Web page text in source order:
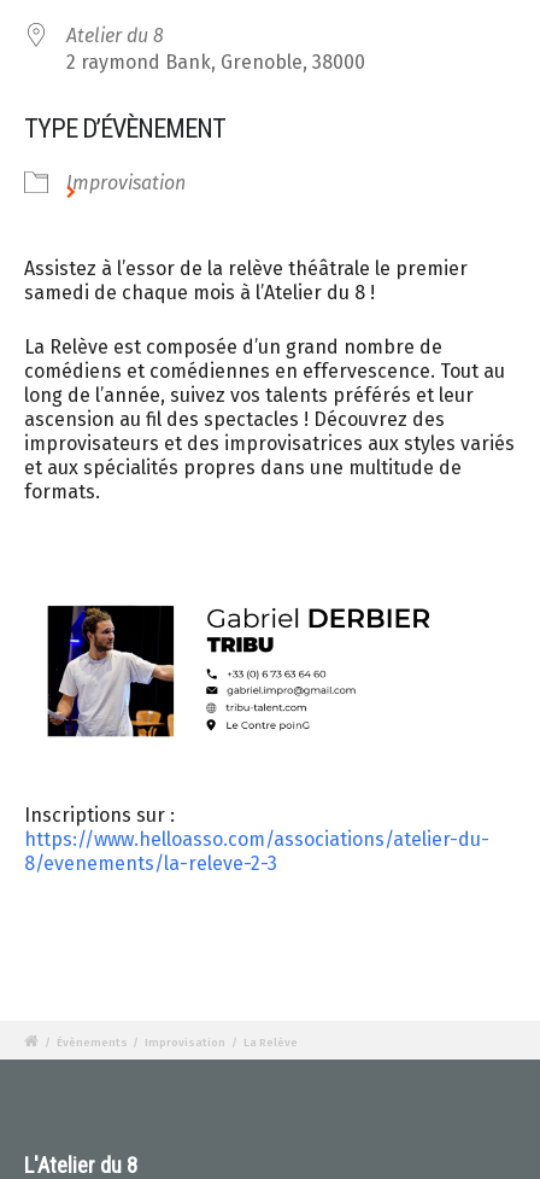
Atelier du 8
2 raymond Bank, Grenoble, 38000
TYPE D’ÉVÈNEMENT
Improvisation
Assistez à l’essor de la relève théâtrale le premier
samedi de chaque mois à l’Atelier du 8 !
La Relève est composée d’un grand nombre de
comédiens et comédiennes en effervescence. Tout au
long de l’année, suivez vos talents préférés et leur
ascension au fil des spectacles ! Découvrez des
improvisateurs et des improvisatrices aux styles variés
et aux spécialités propres dans une multitude de
formats.
Inscriptions sur :
https://www.helloasso.com/associations/atelier-du-
8/evenements/la-releve-2-3
/ Évènements / Improvisation / La Relève
L'Atelier du 8